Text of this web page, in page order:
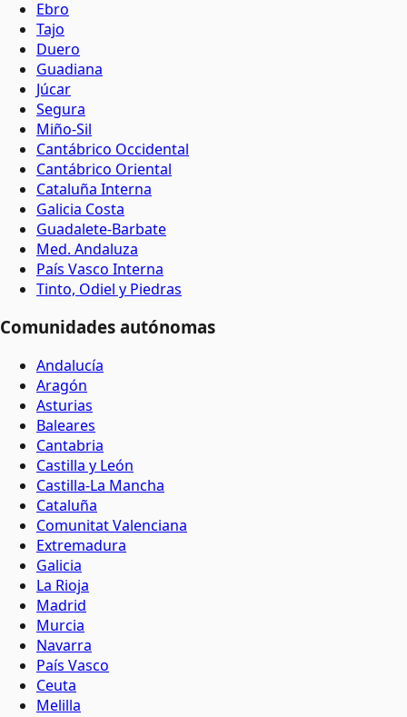
Ebro
Tajo
Duero
Guadiana
Júcar
Segura
Miño-Sil
Cantábrico Occidental
Cantábrico Oriental
Cataluña Interna
Galicia Costa
Guadalete-Barbate
Med. Andaluza
País Vasco Interna
Tinto, Odiel y Piedras
Comunidades autónomas
Andalucía
Aragón
Asturias
Baleares
Cantabria
Castilla y León
Castilla-La Mancha
Cataluña
Comunitat Valenciana
Extremadura
Galicia
La Rioja
Madrid
Murcia
Navarra
País Vasco
Ceuta
Melilla